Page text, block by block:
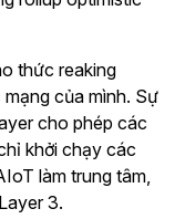
thức reaking
của mình. Sự
cho phép các
khởi chạy các
làm trung tâm,
3.